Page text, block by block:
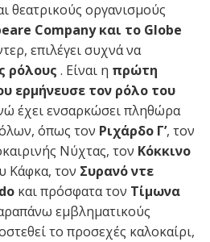
θεατρικούς οργανισμούς
Company και το Globe
επιλέγει συχνά να
ρόλους . Είναι η πρώτη
ερμήνευσε τον ρόλο του
έχει ενσαρκώσει πληθώρα
όπως τον Ριχάρδο Γ’, τον
Νύχτας, τον Κόκκινο
Κάφκα, τον Συρανό ντε
και πρόσφατα τον Τίμωνα
εμβληματικούς
το προσεχές καλοκαίρι,